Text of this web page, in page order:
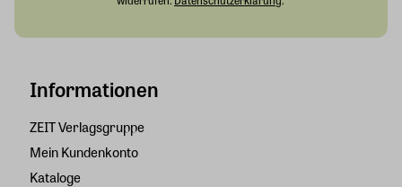
Informationen
ZEIT Verlagsgruppe
Mein Kundenkonto
Kataloge